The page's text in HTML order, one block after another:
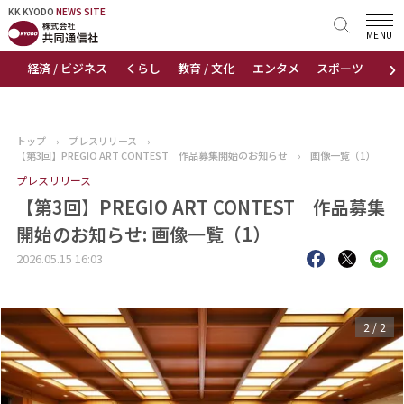
KK KYODO NEWS SITE
›
経済 / ビジネス くらし 教育 / 文化 エンタメ スポーツ 地域
MENU
KK KYODONEWS SITE
トップページ
ニュース
おすすめコンテンツ
出版物
トップ › プレスリリース
›
【第3回】PREGIO ART CONTEST 作品募集開始のお知らせ
› 画像一覧（1）
プレスリリース
【第3回】PREGIO ART CONTEST 作品募集
開始のお知らせ: 画像一覧（1）
2026.05.15 16:03
1 / 2